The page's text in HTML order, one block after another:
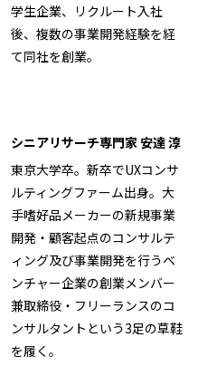
学生企業、リクルート入社
後、複数の事業開発経験を経
て同社を創業。
シニアリサーチ専門家 安達 淳
東京大学卒。新卒でUXコンサ
ルティングファーム出身。大
手嗜好品メーカーの新規事業
開発・顧客起点のコンサルテ
ィング及び事業開発を行うベ
ンチャー企業の創業メンバー
兼取締役・フリーランスのコ
ンサルタントという3足の草鞋
を履く。